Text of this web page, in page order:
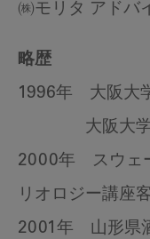
㈱モリタ アドバ
略歴
1996年 大阪大
大阪大学歯
2000年 スウェ
リオロジー講座
2001年 山形県